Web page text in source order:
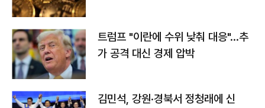
트럼프 "이란에 수위 낮춰 대응"…추
가 공격 대신 경제 압박
김민석, 강원·경북서 정청래에 신